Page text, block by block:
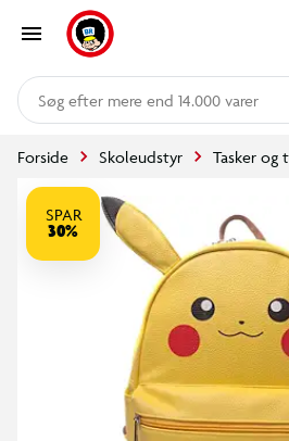
mere end 14.000 varer
Forside Skoleudstyr Tasker og
SPAR
30%